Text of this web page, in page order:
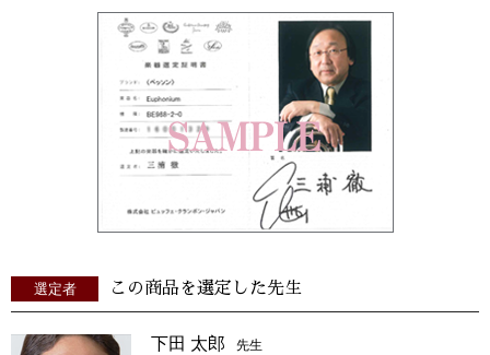
選定者 この商品を選定した先生
下田 太郎
先生